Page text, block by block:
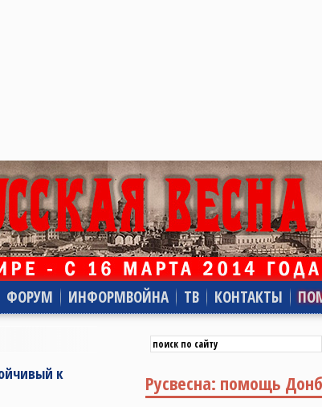
ФОРУМ ИНФОРМВОЙНА ТВ КОНТАКТЫ
к
Русвесна: помощь